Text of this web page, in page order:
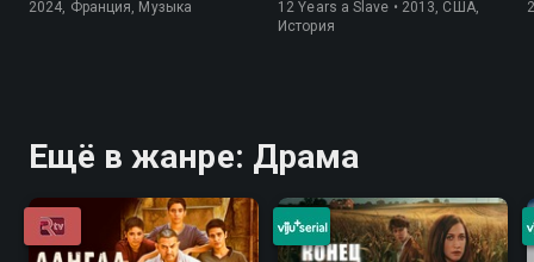
2024, Франция, Музыка
12 Years a Slave • 2013, США,
История
Ещё в жанре: Драма